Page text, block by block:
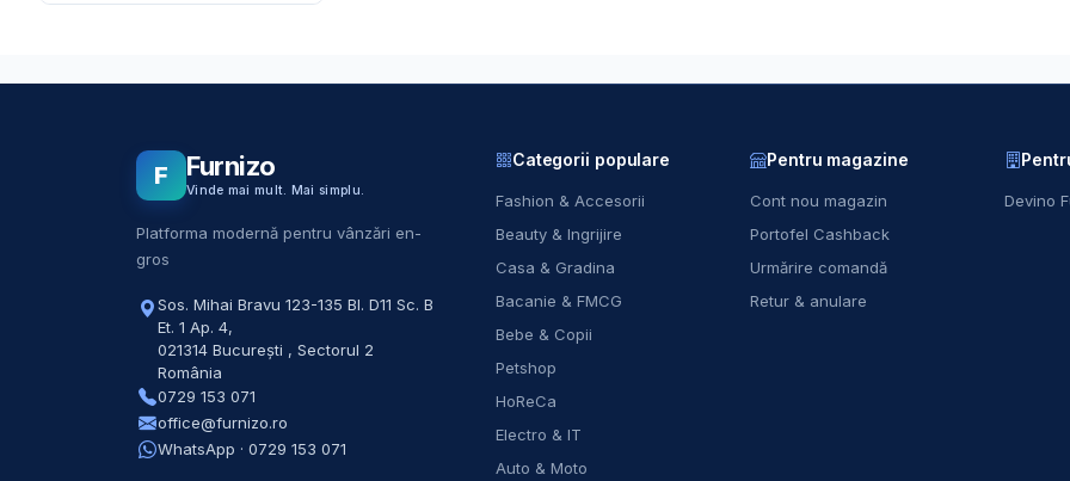
F Furnizo
Vinde mai mult. Mai simplu.
Platforma modernă pentru vânzări en-
gros
Sos. Mihai Bravu 123-135 Bl. D11 Sc. B
Et. 1 Ap. 4,
021314 București , Sectorul 2
România
0729 153 071
office@furnizo.ro
WhatsApp · 0729 153 071
Categorii populare
Fashion & Accesorii
Beauty & Ingrijire
Casa & Gradina
Bacanie & FMCG
Bebe & Copii
Petshop
HoReCa
Electro & IT
Auto & Moto
Pentru magazine
Cont nou magazin
Portofel Cashback
Urmărire comandă
Retur & anulare
Devino